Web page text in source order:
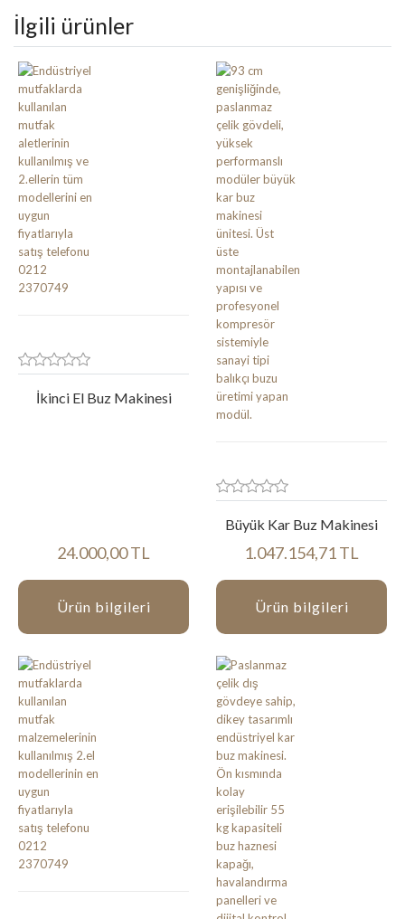
İlgili ürünler
İkinci El Buz Makinesi
24.000,00 TL
Ürün bilgileri
Büyük Kar Buz Makinesi
1.047.154,71 TL
Ürün bilgileri